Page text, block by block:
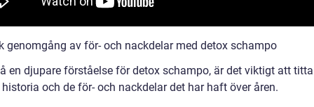
genomgång av för- och nackdelar med detox schampo
en djupare förståelse för detox schampo, är det viktigt att
och de för- och nackdelar det har haft över åren.